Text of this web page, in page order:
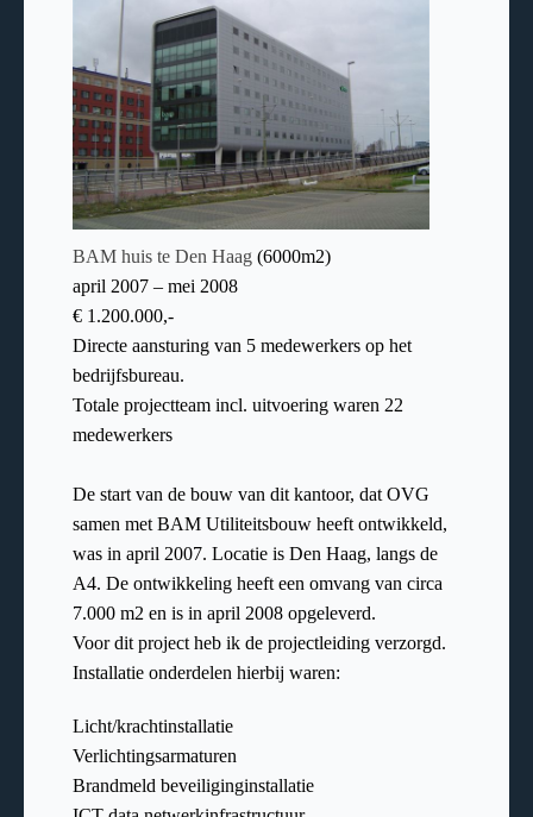
BAM huis te Den Haag (6000m2)
april 2007 – mei 2008
€ 1.200.000,-
Directe aansturing van 5 medewerkers op het
bedrijfsbureau.
Totale projectteam incl. uitvoering waren 22
medewerkers
De start van de bouw van dit kantoor, dat OVG
samen met BAM Utiliteitsbouw heeft ontwikkeld,
was in april 2007. Locatie is Den Haag, langs de
A4. De ontwikkeling heeft een omvang van circa
7.000 m2 en is in april 2008 opgeleverd.
Voor dit project heb ik de projectleiding verzorgd.
Installatie onderdelen hierbij waren:
Licht/krachtinstallatie
Verlichtingsarmaturen
Brandmeld beveiliginginstallatie